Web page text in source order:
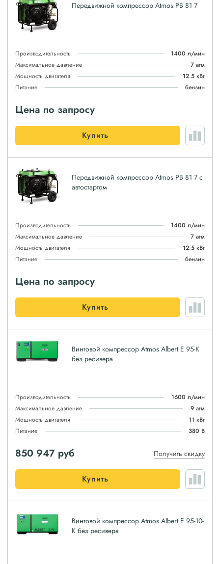
Передвижной компрессор Atmos PB 81 7
Производительность
1400 л/мин
Максимальное давление
7 атм
Мощность двигателя
12.5 кВт
Питание
бензин
Цена по запросу
Купить
Передвижной компрессор Atmos PB 81 7 с
автостартом
Производительность
1400 л/мин
Максимальное давление
7 атм
Мощность двигателя
12.5 кВт
Питание
бензин
Цена по запросу
Купить
Винтовой компрессор Atmos Albert E 95-K
без ресивера
Производительность
1600 л/мин
Максимальное давление
9 атм
Мощность двигателя
11 кВт
Питание
380 В
850 947 руб Получить скидку
Купить
Винтовой компрессор Atmos Albert E 95-10-
K без ресивера